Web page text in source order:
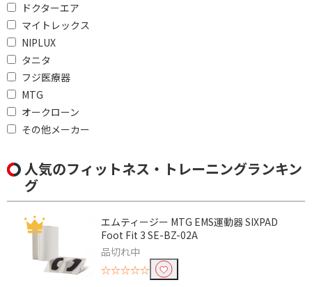
ドクターエア
マイトレックス
NIPLUX
タニタ
フジ医療器
MTG
オークローン
その他メーカー
除外する
除外する にチェックを入れると、指定したワード
対象部位で絞り込む
腹筋
人気のフィットネス・トレーニングランキン
グ
エムティージー MTG EMS運動器 SIXPAD
Foot Fit 3 SE-BZ-02A
品切れ中
☆☆☆☆☆